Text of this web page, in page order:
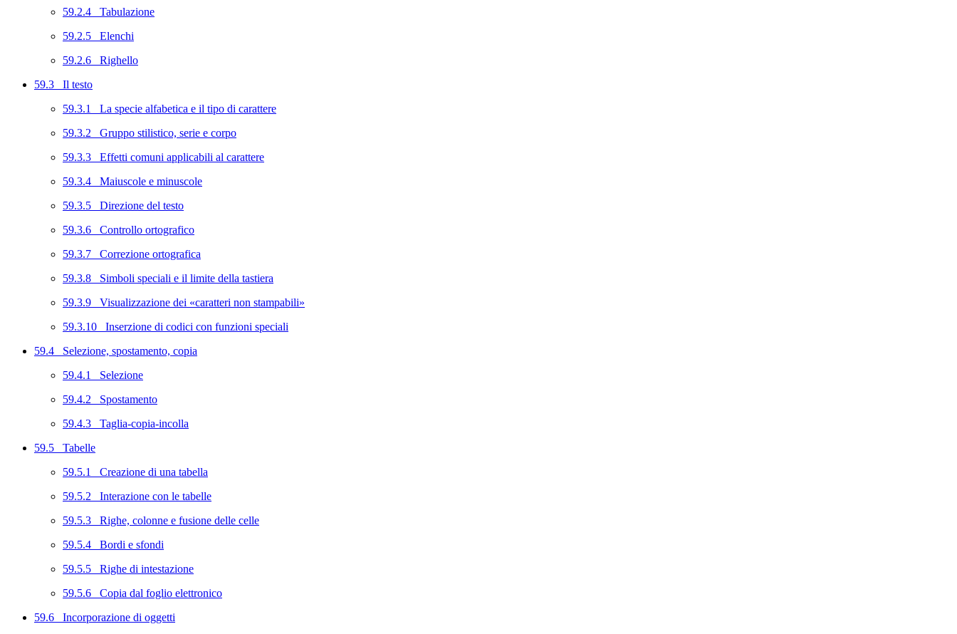
59.2.4 Tabulazione
59.2.5 Elenchi
59.2.6 Righello
59.3 Il testo
59.3.1 La specie alfabetica e il tipo di carattere
59.3.2 Gruppo stilistico, serie e corpo
59.3.3 Effetti comuni applicabili al carattere
59.3.4 Maiuscole e minuscole
59.3.5 Direzione del testo
59.3.6 Controllo ortografico
59.3.7 Correzione ortografica
59.3.8 Simboli speciali e il limite della tastiera
59.3.9 Visualizzazione dei «caratteri non stampabili»
59.3.10 Inserzione di codici con funzioni speciali
59.4 Selezione, spostamento, copia
59.4.1 Selezione
59.4.2 Spostamento
59.4.3 Taglia-copia-incolla
59.5 Tabelle
59.5.1 Creazione di una tabella
59.5.2 Interazione con le tabelle
59.5.3 Righe, colonne e fusione delle celle
59.5.4 Bordi e sfondi
59.5.5 Righe di intestazione
59.5.6 Copia dal foglio elettronico
59.6 Incorporazione di oggetti